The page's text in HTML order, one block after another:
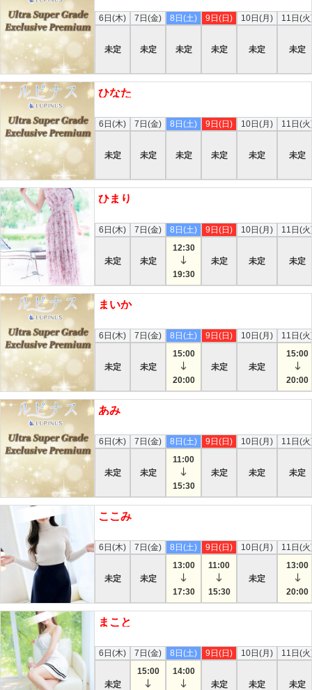
6日(木)
未定
7日(金)
未定
8日(土)
未定
9日(日)
未定
10日(月)
未定
11日(
未定
ひなた
6日(木)
未定
7日(金)
未定
8日(土)
未定
9日(日)
未定
10日(月)
未定
11日(
未定
ひまり
6日(木)
未定
7日(金)
未定
8日(土)
12:30
19:30
9日(日)
未定
10日(月)
未定
11日(
未定
まいか
6日(木)
未定
7日(金)
未定
8日(土)
15:00
20:00
9日(日)
未定
10日(月)
未定
11日(
15:00
20:00
あみ
6日(木)
未定
7日(金)
未定
8日(土)
11:00
15:30
9日(日)
未定
10日(月)
未定
11日(
未定
ここみ
6日(木)
未定
7日(金)
未定
8日(土)
13:00
17:30
9日(日)
11:00
15:30
10日(月)
未定
11日(
13:00
20:00
まこと
6日(木)
未定
7日(金)
15:00
8日(土)
14:00
9日(日)
未定
10日(月)
未定
11日(
未定